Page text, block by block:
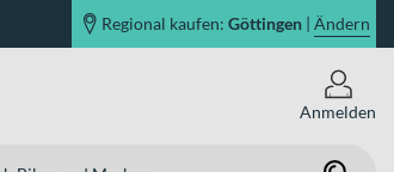
Regional kaufen: Göttingen | Ändern
Anmelden